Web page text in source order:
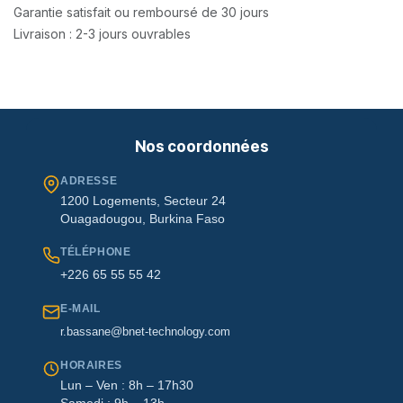
Garantie satisfait ou remboursé de 30 jours
Livraison : 2-3 jours ouvrables
Nos coordonnées
ADRESSE
1200 Logements, Secteur 24
Ouagadougou, Burkina Faso
TÉLÉPHONE
+226 65 55 55 42
E-MAIL
r.bassane@bnet-technology.com
HORAIRES
Lun – Ven : 8h – 17h30